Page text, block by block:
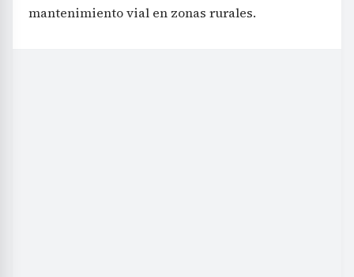
mantenimiento vial en zonas rurales.